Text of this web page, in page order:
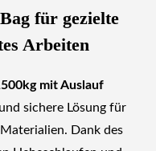
für gezielte
Arbeiten
mit Auslauf
sichere Lösung für
Dank des